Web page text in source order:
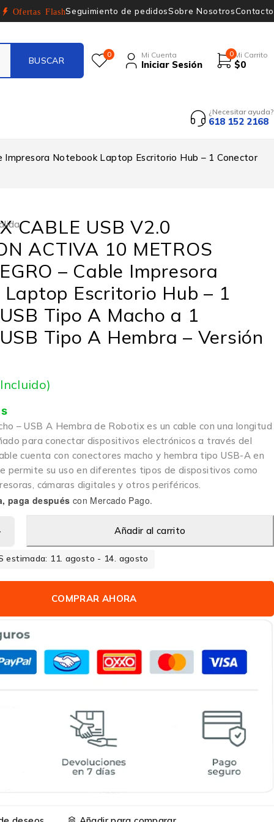
Ofertas FlashSeguimiento de pedidosSobre NosotrosContacto
0 Mi Cuenta
Iniciar Sesión
0 Mi Carrito
$0
¿Necesitar ayuda?
618 152 2168
Impresora Notebook Laptop Escritorio Hub – 1 Conector
CABLE USB V2.0
ACTIVA 10 METROS
– Cable Impresora
Escritorio Hub – 1
Tipo A Macho a 1
Tipo A Hembra – Versión
– USB A Hembra de Robotix es un cable con una longitud
para conectar dispositivos electrónicos a través del
cuenta con conectores macho y hembra tipo USB-A en
permite su uso en diferentes tipos de dispositivos como
cámaras digitales y otros periféricos.
paga después con Mercado Pago.
Añadir al carrito
estimada: 11. agosto - 14. agosto
COMPRAR AHORA